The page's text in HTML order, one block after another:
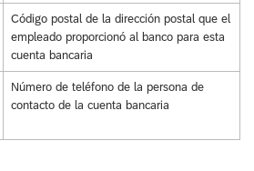
Código postal de la dirección postal que el
empleado proporcionó al banco para esta
cuenta bancaria
Número de teléfono de la persona de
contacto de la cuenta bancaria